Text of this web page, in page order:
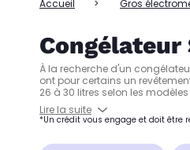
Accueil Gros
Congélateur
À la recherche d'un
ont pour certains un
26 à 30 litres selon les modèles
Lire la suite
*Un crédit vous engage et doit être